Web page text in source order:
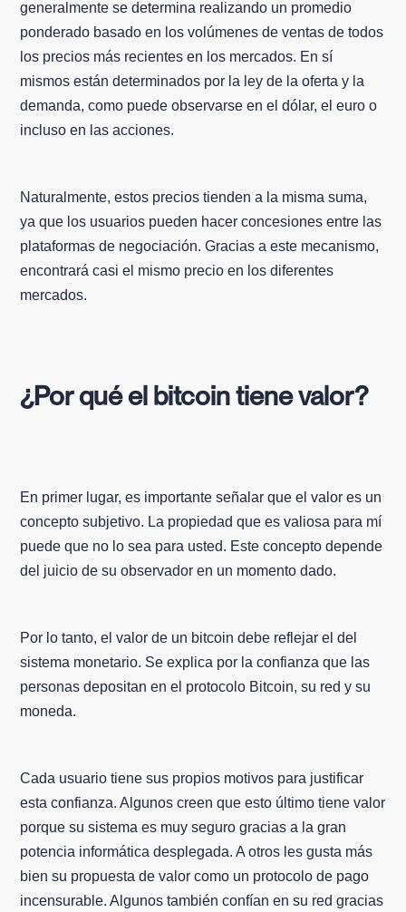
generalmente se determina realizando un promedio
ponderado basado en los volúmenes de ventas de todos
los precios más recientes en los mercados. En sí
mismos están determinados por la ley de la oferta y la
demanda, como puede observarse en el dólar, el euro o
incluso en las acciones.
Naturalmente, estos precios tienden a la misma suma,
ya que los usuarios pueden hacer concesiones entre las
plataformas de negociación. Gracias a este mecanismo,
encontrará casi el mismo precio en los diferentes
mercados.
¿Por qué el bitcoin tiene valor?
En primer lugar, es importante señalar que el valor es un
concepto subjetivo. La propiedad que es valiosa para mí
puede que no lo sea para usted. Este concepto depende
del juicio de su observador en un momento dado.
Por lo tanto, el valor de un bitcoin debe reflejar el del
sistema monetario. Se explica por la confianza que las
personas depositan en el protocolo Bitcoin, su red y su
moneda.
Cada usuario tiene sus propios motivos para justificar
esta confianza. Algunos creen que esto último tiene valor
porque su sistema es muy seguro gracias a la gran
potencia informática desplegada. A otros les gusta más
bien su propuesta de valor como un protocolo de pago
incensurable. Algunos también confían en su red gracias